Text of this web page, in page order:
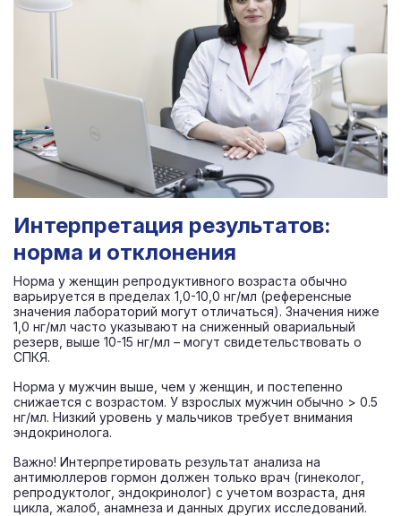
Интерпретация результатов:
норма и отклонения
Норма у женщин репродуктивного возраста обычно
варьируется в пределах 1,0-10,0 нг/мл (референсные
значения лабораторий могут отличаться). Значения ниже
1,0 нг/мл часто указывают на сниженный овариальный
резерв, выше 10-15 нг/мл – могут свидетельствовать о
СПКЯ.
Норма у мужчин выше, чем у женщин, и постепенно
снижается с возрастом. У взрослых мужчин обычно > 0.5
нг/мл. Низкий уровень у мальчиков требует внимания
эндокринолога.
Важно! Интерпретировать результат анализа на
антимюллеров гормон должен только врач (гинеколог,
репродуктолог, эндокринолог) с учетом возраста, дня
цикла, жалоб, анамнеза и данных других исследований.